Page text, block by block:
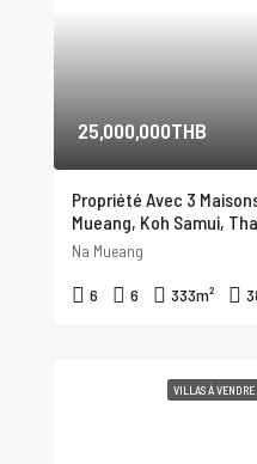
25,000,000THB
Propriété Avec 3
Mueang, Koh Samui,
Na Mueang
6 6 333m²
VILLAS À